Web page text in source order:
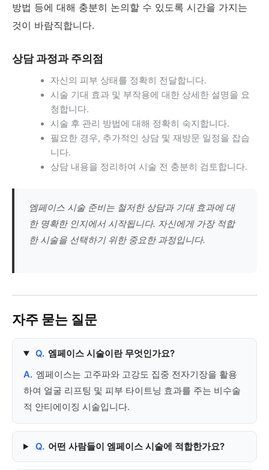
방법 등에 대해 충분히 논의할 수 있도록 시간을 가지는
것이 바람직합니다.
상담 과정과 주의점
자신의 피부 상태를 정확히 전달합니다.
시술 기대 효과 및 부작용에 대한 상세한 설명을 요
청합니다.
시술 후 관리 방법에 대해 정확히 숙지합니다.
필요한 경우, 추가적인 상담 및 재방문 일정을 잡습
니다.
상담 내용을 정리하여 시술 전 충분히 검토합니다.
엠페이스 시술 준비는 철저한 상담과 기대 효과에 대
한 명확한 인지에서 시작됩니다. 자신에게 가장 적합
한 시술을 선택하기 위한 중요한 과정입니다.
자주 묻는 질문
Q. 엠페이스 시술이란 무엇인가요?
A. 엠페이스는 고주파와 고강도 집중 전자기장을 활용
하여 얼굴 리프팅 및 피부 타이트닝 효과를 주는 비수술
적 안티에이징 시술입니다.
Q. 어떤 사람들이 엠페이스 시술에 적합한가요?